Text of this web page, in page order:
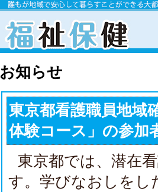
お知らせ
東京都看護職員地域
体験コース」の参加
東京都では、潜在
す。学びなおしをし